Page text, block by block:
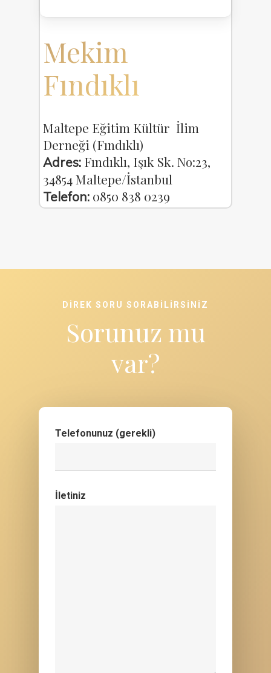
Mekim
Fındıklı
Maltepe Eğitim Kültür İlim
Derneği (Fındıklı)
Adres:Fındıklı, Işık Sk. No:23,
34854 Maltepe/İstanbul
Telefon:0850 838 0239
DIREK SORU SORABILIRSINIZ
Sorunuz mu
var?
Telefonunuz (gerekli)
İletiniz